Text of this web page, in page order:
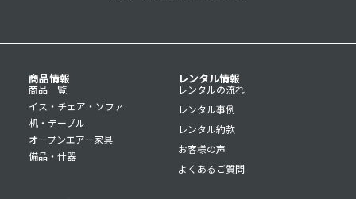
商品情報
商品一覧
イス・チェア・ソファ
机・テーブル
オープンエアー家具
備品・什器
レンタル情報
レンタルの流れ
レンタル事例
レンタル約款
お客様の声
よくあるご質問